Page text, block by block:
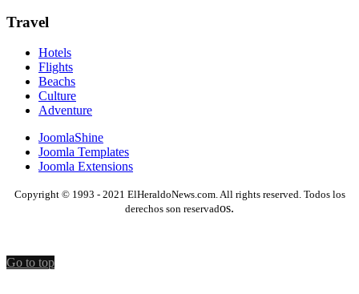
Travel
Hotels
Flights
Beachs
Culture
Adventure
JoomlaShine
Joomla Templates
Joomla Extensions
Copyright © 1993 - 2021 ElHeraldoNews.com. All rights reserved. Todos los
derechos son reservados.
Go to top